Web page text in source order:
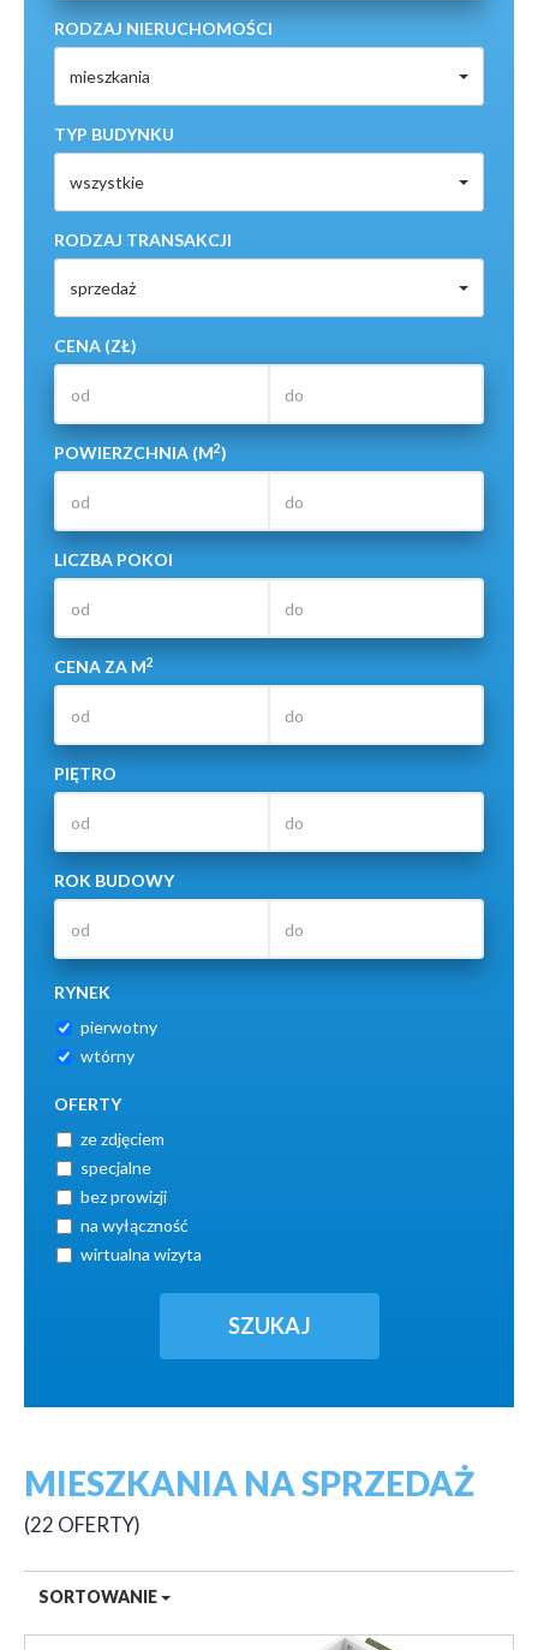
RODZAJ NIERUCHOMOŚCI
mieszkania
TYP BUDYNKU
wszystkie
RODZAJ TRANSAKCJI
sprzedaż
CENA (ZŁ)
POWIERZCHNIA (M2)
LICZBA POKOI
CENA ZA M2
PIĘTRO
ROK BUDOWY
RYNEK
pierwotny
wtórny
OFERTY
ze zdjęciem
specjalne
bez prowizji
na wyłączność
wirtualna wizyta
MIESZKANIA NA SPRZEDAŻ
22 OFERTY
SORTOWANIE